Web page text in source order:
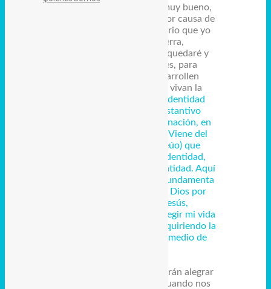
Cristo, porque eso sería muy bueno,
24. pero, por otra parte, por causa de
ustedes, sé que es necesario que yo
siga vivo en esta tierra,
25. y seguro de esto, me quedaré y
continuaré con ustedes, para
ayudarles a que se desarrollen
espiritualmente y a que vivan la
identidad
πίστεως (písteos), sustantivo
femenino, tercera declinación, en
caso genitivo singular. Viene del
verbo πιστεύω (pisteúo) que
traduce tener fe por identidad,
creer y conocer por identidad. Aquí
significa una fe que se fundamenta
en el conocimiento de Dios por
medio de Cristo Jesús,
conocimiento que va a regir mi vida
y mi carácter, y se va adquiriendo la
identidad de Dios por medio de
26. así que ustedes se podrán alegrar
mucho en Cristo Jesús, cuando nos